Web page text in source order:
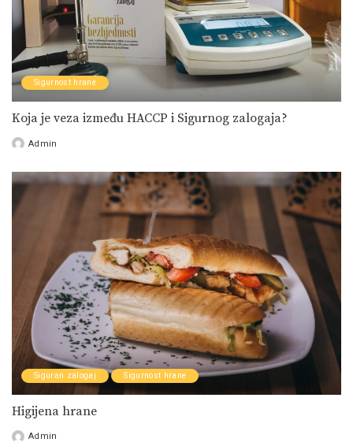
Sigurnost hrane
Koja je veza između HACCP i Sigurnog zalogaja?
PostedAdmin
Siguran zalogaj Sigurnost hrane
Higijena hrane
PostedAdmin